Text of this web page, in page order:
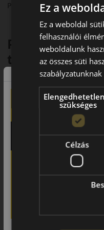
Pirelli Sottozero 3 téli
Prémium
télen
A Pirelli Sottozero 3 a
teljesítményű járművek téli
luxus és sport kategóriák
a vezetési élményt és a
miközben megfelel a
Fő előnyök
• Prémium sportautókhoz
• Kiváló kezelhetőség
• Stabilitás és precíz
Ez a
Ez a weboldal
felhasználói
weboldalunk
az összes süti
szükséges
Célzás